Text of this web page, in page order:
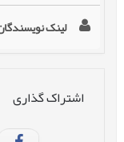
لینک نویسندگان
اشتراک گذاری